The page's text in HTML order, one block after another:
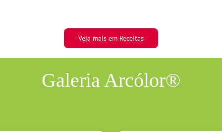
Veja mais em Receitas
Galeria Arcólor®